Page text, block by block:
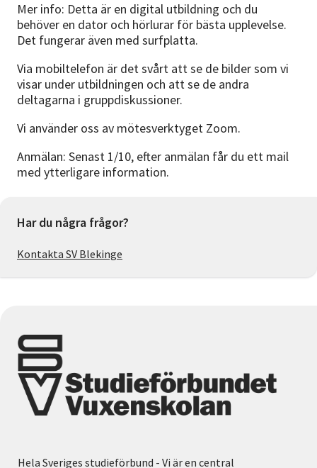
Mer info: Detta är en digital utbildning och du
behöver en dator och hörlurar för bästa upplevelse.
Det fungerar även med surfplatta.
Via mobiltelefon är det svårt att se de bilder som vi
visar under utbildningen och att se de andra
deltagarna i gruppdiskussioner.
Vi använder oss av mötesverktyget Zoom.
Anmälan: Senast 1/10, efter anmälan får du ett mail
med ytterligare information.
Har du några frågor?
Kontakta SV Blekinge
Hela Sveriges studieförbund - Vi är en central